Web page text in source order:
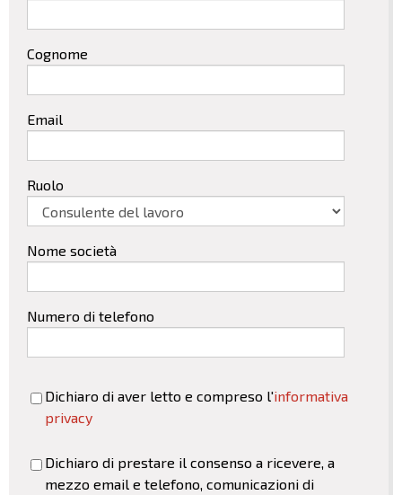
Cognome
Email
Ruolo
Nome società
Numero di telefono
Dichiaro di aver letto e compreso l'informativa
privacy
Dichiaro di prestare il consenso a ricevere, a
mezzo email e telefono, comunicazioni di